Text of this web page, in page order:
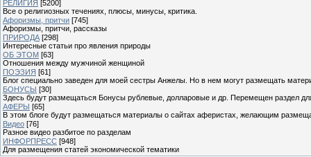
РЕЛИГИЯ [5200]
Все о религиозных течениях, плюсы, минусы, критика.
Афоризмы, притчи [745]
Афоризмы, притчи, рассказы
ПРИРОДА [298]
Интересные статьи про явления природы
ОБ ЭТОМ [63]
Отношения между мужчиной женщиной
ПОЭЗИЯ [61]
Блог специально заведен для моей сестры Анжелы. Но в нем могут размещать
БОНУСЫ [30]
Здесь будут размещаться Бонусы рублевые, долларовые и др. Перемещен раздел
АФЕРЫ [65]
В этом блоге будут размещаться материалы о сайтах аферистах, желающим
Видео [76]
Разное видео разбитое по разделам
ИНФОРПРЕСС [948]
Для размещения статей экономической тематики